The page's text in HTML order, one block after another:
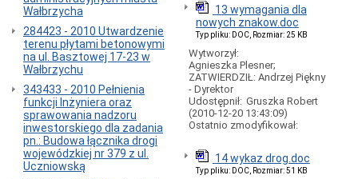
ante
Archiwum
zapytań
ofertowych
Działy
Reklama,
plakaty
ZDiK
Wałbrzycha
284423 - 2010 Utwardzenie
terenu płytami betonowymi
na ul. Basztowej 17-23 w
Wałbrzychu
343433 - 2010 Pełnienia
funkcji Inżyniera oraz
sprawowania nadzoru
inwestorskiego dla zadania
pn.: Budowa łącznika drogi
wojewódzkiej nr 379 z ul.
Uczniowską
13 wymagania dla
nowych znakow.doc
Typ pliku: DOC, Rozmiar: 25 KB
Wytworzył:
Agnieszka Plesner;
ZATWIERDZIŁ: Andrzej Piękny
- Dyrektor
Udostępnił: Gruszka Robert
(2010-12-20 13:43:09)
Ostatnio zmodyfikował:
14 wykaz drog.doc
Typ pliku: DOC, Rozmiar: 51 KB